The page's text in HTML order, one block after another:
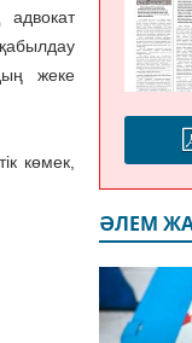
жеке
көмек,
ӘЛЕМ